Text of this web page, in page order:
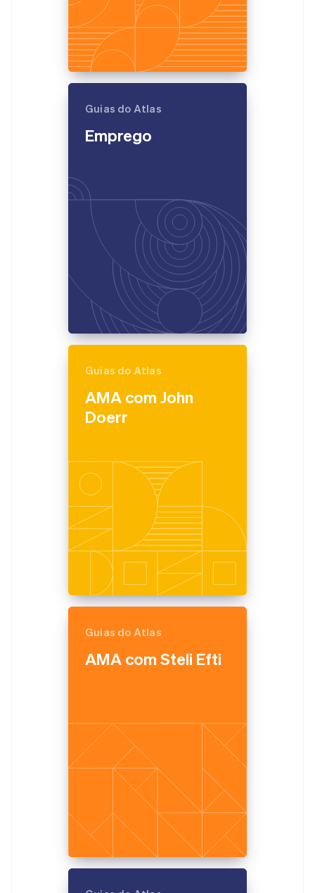
Guias do Atlas
Emprego
Guias do Atlas
AMA com John
Doerr
Guias do Atlas
AMA com Steli Efti